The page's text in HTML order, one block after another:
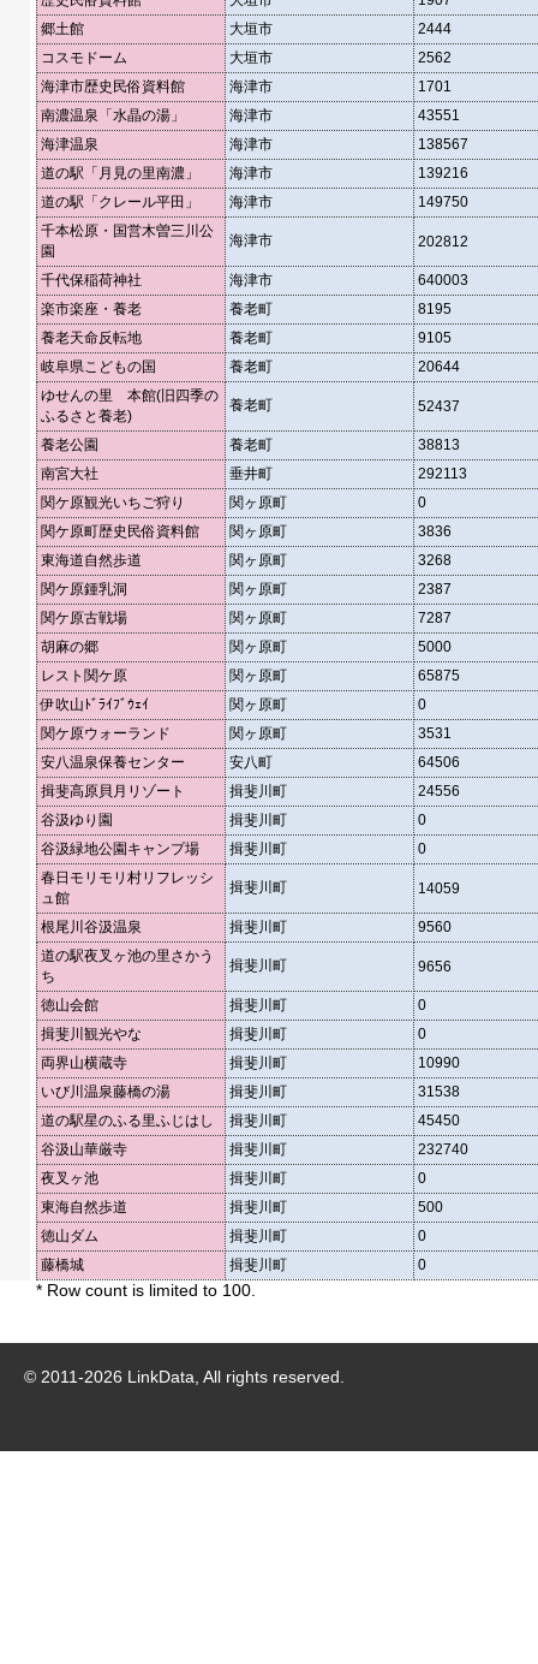
郷土館
大垣市
2444
コスモドーム
大垣市
2562
海津市歴史民俗資料館
海津市
1701
南濃温泉「水晶の湯」
海津市
43551
海津温泉
海津市
138567
道の駅「月見の里南濃」
海津市
139216
道の駅「クレール平田」
海津市
149750
千本松原・国営木曽三川公
園
海津市 202812
千代保稲荷神社 海津市
640003
楽市楽座・養老
養老町
8195
養老天命反転地
養老町
9105
岐阜県こどもの国
養老町
20644
ゆせんの里 本館(旧四季の
ふるさと養老)
養老町 52437
養老公園 養老町
38813
南宮大社
垂井町
292113
関ケ原観光いちご狩り
関ヶ原町
0
関ケ原町歴史民俗資料館
関ヶ原町
3836
東海道自然歩道
関ヶ原町
3268
関ケ原鍾乳洞
関ヶ原町
2387
関ケ原古戦場
関ヶ原町
7287
胡麻の郷
関ヶ原町
5000
レスト関ケ原
関ヶ原町
65875
伊吹山ﾄﾞﾗｲﾌﾞｳｪｲ
関ヶ原町
0
関ケ原ウォーランド
関ヶ原町
3531
安八温泉保養センター
安八町
64506
揖斐高原貝月リゾート
揖斐川町
24556
谷汲ゆり園
揖斐川町
0
谷汲緑地公園キャンプ場
揖斐川町
0
春日モリモリ村リフレッシ
ュ館
揖斐川町 14059
根尾川谷汲温泉 揖斐川町
9560
道の駅夜叉ヶ池の里さかう
ち
揖斐川町 9656
徳山会館 揖斐川町
0
揖斐川観光やな
揖斐川町
0
両界山横蔵寺
揖斐川町
10990
いび川温泉藤橋の湯
揖斐川町
31538
道の駅星のふる里ふじはし
揖斐川町
45450
谷汲山華厳寺
揖斐川町
232740
夜叉ヶ池
揖斐川町
0
東海自然歩道
揖斐川町
500
徳山ダム
揖斐川町
0
藤橋城
揖斐川町 0
* Row count is limited to 100.
© 2011-2026 LinkData, All rights reserved.